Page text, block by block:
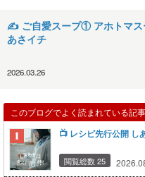
✍️ ご自愛スープ① アホトマス
あさイチ
2026.03.26
このブログでよく読まれている記事
📺️ レシピ先行公開
閲覧総数 25